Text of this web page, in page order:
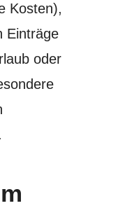
Kosten),
Einträge
oder